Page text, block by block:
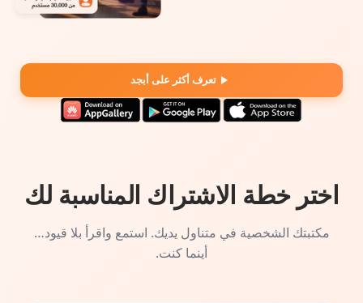
تعرف أكثر على أبجد
اختر خطة الاشتراك المناسبة لك
مكتبتك الشخصية في متناول يديك. استمع واقرأ بلا قيود…
أينما كنت.